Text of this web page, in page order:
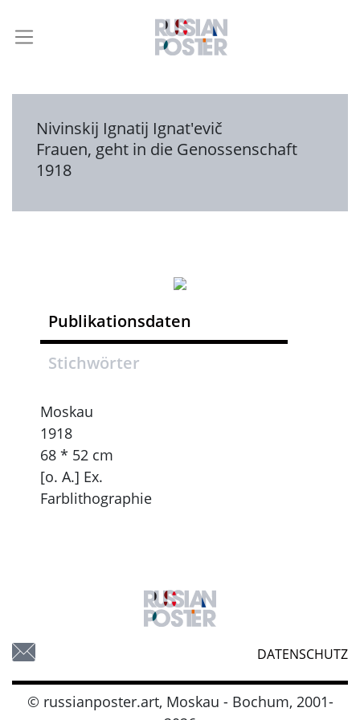
Nivinskij Ignatij Ignat'evič
Frauen, geht in die Genossenschaft
1918
Publikationsdaten
Stichwörter
Moskau
1918
68 * 52 cm
[o. A.] Ex.
Farblithographie
DATENSCHUTZ
© russianposter.art, Moskau - Bochum, 2001-